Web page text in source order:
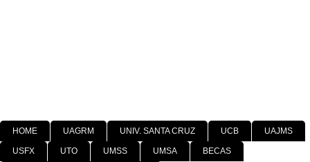
HOME UAGRM UNIV. SANTA CRUZ UCB UAJMS
USFX UTO UMSS UMSA BECAS